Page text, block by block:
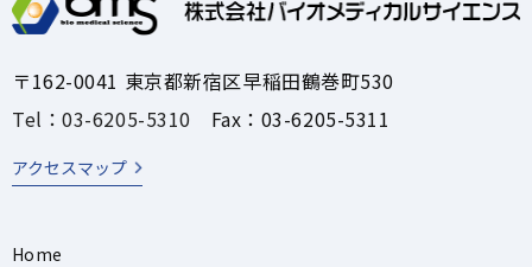
〒162-0041 東京都新宿区早稲田鶴巻町530
Tel：03-6205-5310 Fax：03-6205-5311
アクセスマップ
Home